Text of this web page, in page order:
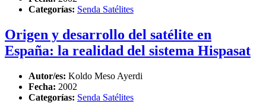
Categorías: Senda Satélites
Origen y desarrollo del satélite en
España: la realidad del sistema Hispasat
Autor/es: Koldo Meso Ayerdi
Fecha: 2002
Categorías: Senda Satélites